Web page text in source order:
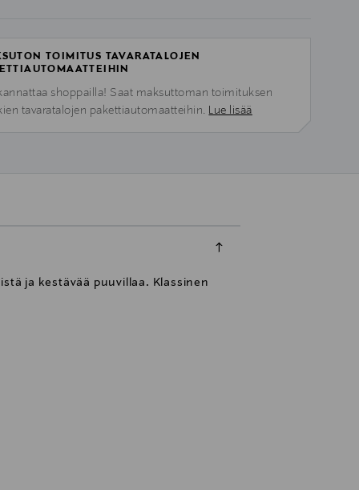
TOIMITUS TAVARATALOJEN
shoppailla! Saat maksuttoman toimituksen
tavaratalojen pakettiautomaatteihin. Lue lisää
ja kestävää puuvillaa. Klassinen